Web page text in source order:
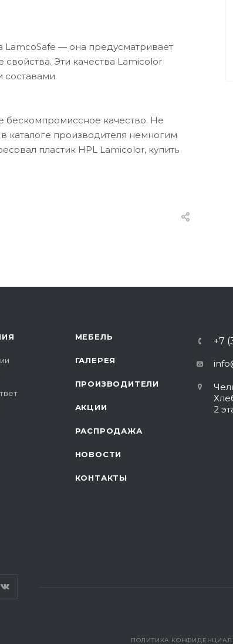
LamcoSafe — она предусматривает
Эти качества Lamicolor
составами.
бескомпромиссное качество. Не
каталоге производителя немногим
пластик HPL Lamicolor, купить
МЕБЕЛЬ
ГАЛЕРЕЯ
ПРОИЗВОДИТЕЛИ
АКЦИИ
РАСПРОДАЖА
НОВОСТИ
КОНТАКТЫ
+7
2
ПОЛИТИКА